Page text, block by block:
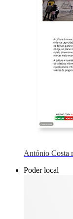
António Costa
Poder local